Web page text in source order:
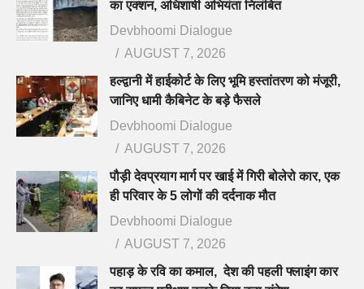
का एक्शन, अधिशाषी अभियंता निलंबित
Devbhoomi Dialogue
AUGUST 7, 2026
हल्द्वानी में हाईकोर्ट के लिए भूमि हस्तांतरण को मंजूरी,
जानिए धामी कैबिनेट के बड़े फैसले
Devbhoomi Dialogue
AUGUST 7, 2026
पौड़ी देवप्रयाग मार्ग पर खाई में गिरी बोलेरो कार, एक
ही परिवार के 5 लोगों की दर्दनाक मौत
Devbhoomi Dialogue
AUGUST 7, 2026
पहाड़ के रवि का कमाल, देश की पहली फ्लाइंग कार